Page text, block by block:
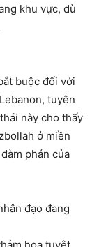
khu vực, dù
buộc đối với
tuyên
này cho thấy
ở miền
phán của
đạo đang